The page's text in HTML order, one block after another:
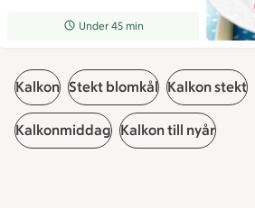
Receptet tar Under 45 min att tillaga
Under 45 min
Kalkon Stekt blomkål Kalkon stekt
Kalkonmiddag Kalkon till nyår